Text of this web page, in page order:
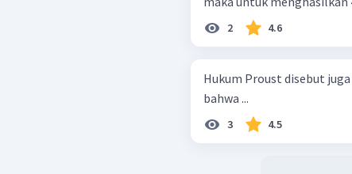
2 4.6
Hukum Proust disebut
bahwa ...
3 4.5